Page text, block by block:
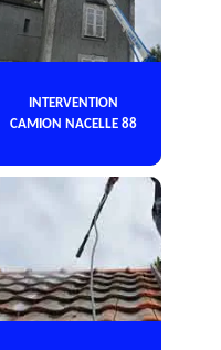
INTERVENTION
CAMION NACELLE 88